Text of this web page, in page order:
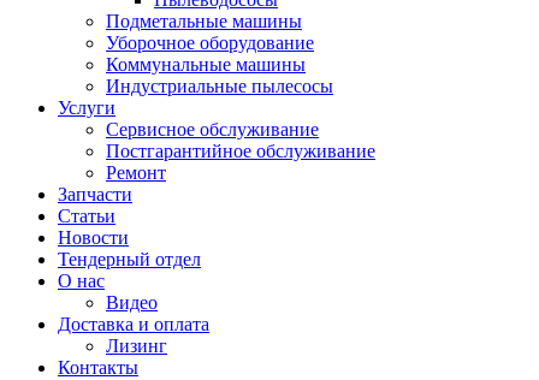
Подметальные машины
Уборочное оборудование
Коммунальные машины
Индустриальные пылесосы
Услуги
Сервисное обслуживание
Постгарантийное обслуживание
Ремонт
Запчасти
Статьи
Новости
Тендерный отдел
О нас
Видео
Доставка и оплата
Лизинг
Контакты